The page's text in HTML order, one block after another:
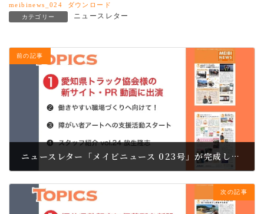
meibinews_024 ダウンロード
カテゴリー ニュースレター
前の記事
ニュースレター「メイビニュース 023号」が完成しました。
次の記事